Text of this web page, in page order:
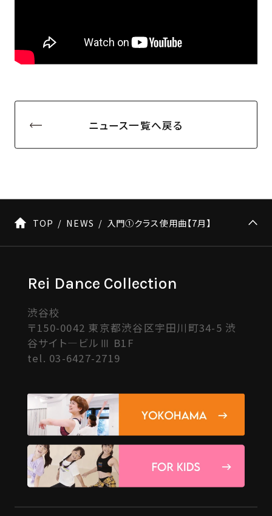
ニュース一覧へ戻る
TOP NEWS 入門①クラス使用曲【7月】
Rei Dance Collection
渋谷校
〒150-0042 東京都渋谷区宇田川町34-5 渋
谷サイト―ビルⅢ B1F
tel. 03-6427-2719